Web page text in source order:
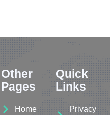
Other
Pages
Home
Quick
Links
Privacy